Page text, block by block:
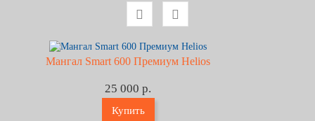
Мангал Smart 600 Премиум Helios
25 000 р.
Купить